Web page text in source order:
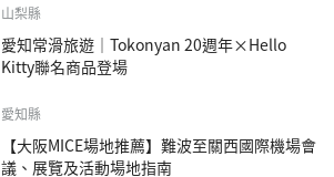
山梨縣
愛知常滑旅遊｜Tokonyan 20週年×Hello
Kitty聯名商品登場
愛知縣
【大阪MICE場地推薦】難波至關西國際機場會
議、展覽及活動場地指南